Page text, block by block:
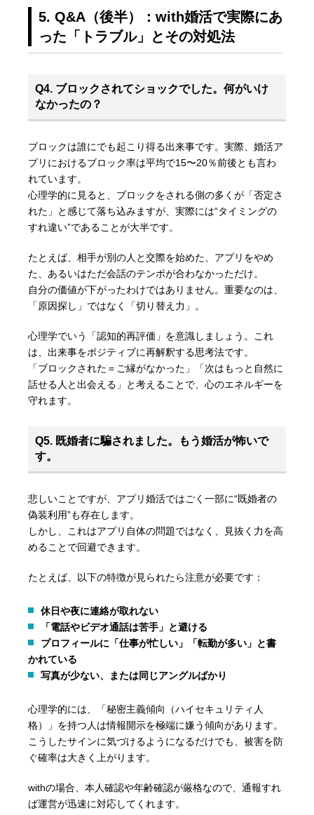
5. Q&A（後半）：with婚活で実際にあ
った「トラブル」とその対処法
Q4. ブロックされてショックでした。何がいけ
なかったの？
ブロックは誰にでも起こり得る出来事です。実際、婚活ア
プリにおけるブロック率は平均で15〜20％前後とも言わ
れています。
心理学的に見ると、ブロックをされる側の多くが「否定さ
れた」と感じて落ち込みますが、実際には“タイミングの
すれ違い”であることが大半です。
たとえば、相手が別の人と交際を始めた、アプリをやめ
た、あるいはただ会話のテンポが合わなかっただけ。
自分の価値が下がったわけではありません。重要なのは、
「原因探し」ではなく「切り替え力」。
心理学でいう「認知的再評価」を意識しましょう。これ
は、出来事をポジティブに再解釈する思考法です。
「ブロックされた＝ご縁がなかった」「次はもっと自然に
話せる人と出会える」と考えることで、心のエネルギーを
守れます。
Q5. 既婚者に騙されました。もう婚活が怖いで
す。
悲しいことですが、アプリ婚活ではごく一部に“既婚者の
偽装利用”も存在します。
しかし、これはアプリ自体の問題ではなく、見抜く力を高
めることで回避できます。
たとえば、以下の特徴が見られたら注意が必要です：
休日や夜に連絡が取れない
「電話やビデオ通話は苦手」と避ける
プロフィールに「仕事が忙しい」「転勤が多い」と書
かれている
写真が少ない、または同じアングルばかり
心理学的には、「秘密主義傾向（ハイセキュリティ人
格）」を持つ人は情報開示を極端に嫌う傾向があります。
こうしたサインに気づけるようになるだけでも、被害を防
ぐ確率は大きく上がります。
withの場合、本人確認や年齢確認が厳格なので、通報すれ
ば運営が迅速に対応してくれます。